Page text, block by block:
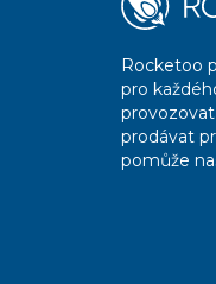
Rocketoo
pro
prodávat
pomůže